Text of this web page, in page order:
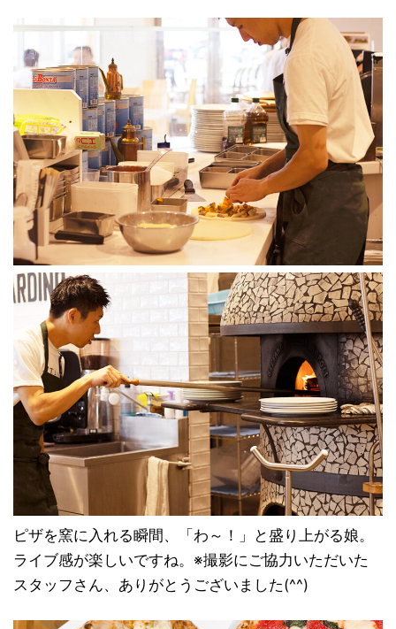
ピザを窯に入れる瞬間、「わ～！」と盛り上がる娘。
ライブ感が楽しいですね。※撮影にご協力いただいた
スタッフさん、ありがとうございました(^^)